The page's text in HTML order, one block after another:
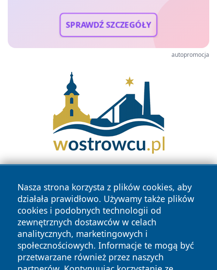
SPRAWDŹ SZCZEGÓŁY
autopromocja
Nasza strona korzysta z plików cookies, aby
działała prawidłowo. Używamy także plików
cookies i podobnych technologii od
zewnętrznych dostawców w celach
analitycznych, marketingowych i
społecznościowych. Informacje te mogą być
przetwarzane również przez naszych
Copyright © 2026 infolomza.pl Wszystkie prawa zastrzeżone.